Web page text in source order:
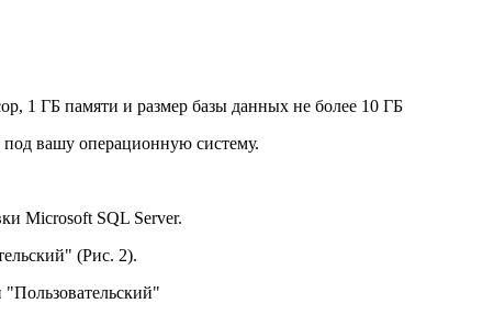
1 ГБ памяти и размер базы данных не более 10 ГБ
под вашу операционную систему.
Microsoft SQL Server.
(Рис. 2).